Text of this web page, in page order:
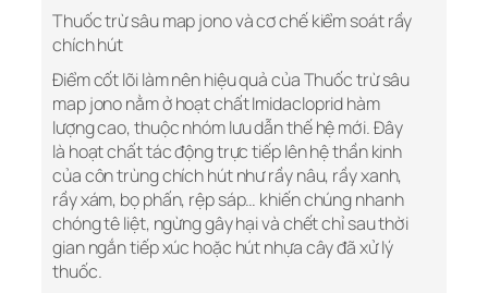
Thuốc trừ sâu map jono và cơ chế kiểm soát rầy
chích hút
Điểm cốt lõi làm nên hiệu quả của Thuốc trừ sâu
map jono nằm ở hoạt chất Imidacloprid hàm
lượng cao, thuộc nhóm lưu dẫn thế hệ mới. Đây
là hoạt chất tác động trực tiếp lên hệ thần kinh
của côn trùng chích hút như rầy nâu, rầy xanh,
rầy xám, bọ phấn, rệp sáp… khiến chúng nhanh
chóng tê liệt, ngừng gây hại và chết chỉ sau thời
gian ngắn tiếp xúc hoặc hút nhựa cây đã xử lý
thuốc.